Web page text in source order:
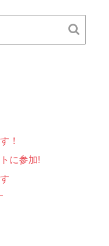
！
に参加!